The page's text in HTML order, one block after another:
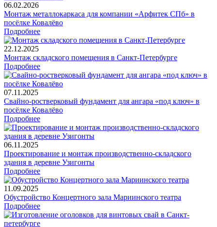
06.02.2026
Монтаж металлокаркаса для компании «Арфитек СПб» в
посёлке Ковалёво
Подробнее
22.12.2025
Монтаж складского помещения в Санкт-Петербурге
Подробнее
07.11.2025
Свайно-ростверковый фундамент для ангара «под ключ» в
посёлке Ковалёво
Подробнее
06.11.2025
Проектирование и монтаж производственно-складского
здания в деревне Узигонты
Подробнее
11.09.2025
Обустройство Концертного зала Мариинского театра
Подробнее